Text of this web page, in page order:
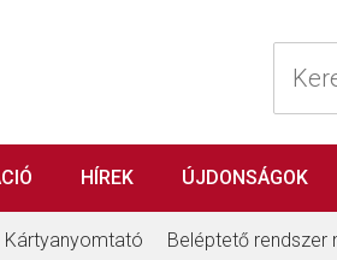
HÍREK ÚJDONSÁGOK
Kártyanyomtató Beléptető rendszer